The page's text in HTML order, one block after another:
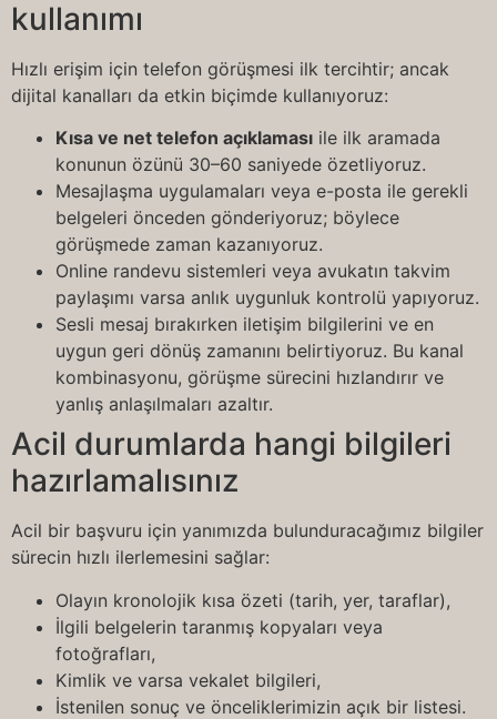
kullanımı
Hızlı erişim için telefon görüşmesi ilk tercihtir; ancak
dijital kanalları da etkin biçimde kullanıyoruz:
Kısa ve net telefon açıklaması ile ilk aramada
konunun özünü 30–60 saniyede özetliyoruz.
Mesajlaşma uygulamaları veya e-posta ile gerekli
belgeleri önceden gönderiyoruz; böylece
görüşmede zaman kazanıyoruz.
Online randevu sistemleri veya avukatın takvim
paylaşımı varsa anlık uygunluk kontrolü yapıyoruz.
Sesli mesaj bırakırken iletişim bilgilerini ve en
uygun geri dönüş zamanını belirtiyoruz. Bu kanal
kombinasyonu, görüşme sürecini hızlandırır ve
yanlış anlaşılmaları azaltır.
Acil durumlarda hangi bilgileri
hazırlamalısınız
Acil bir başvuru için yanımızda bulunduracağımız bilgiler
sürecin hızlı ilerlemesini sağlar:
Olayın kronolojik kısa özeti (tarih, yer, taraflar),
İlgili belgelerin taranmış kopyaları veya
fotoğrafları,
Kimlik ve varsa vekalet bilgileri,
İstenilen sonuç ve önceliklerimizin açık bir listesi.